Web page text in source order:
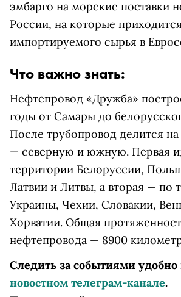
эмбарго на морские поставки
России, на которые
импортируемого сырья в
Что важно знать:
Нефтепровод «Дружба»
годы от Самары до
После трубопровод делится на
— северную и южную. Первая
территории Белоруссии,
Латвии и Литвы, а вторая — по
Украины, Чехии, Словакии,
Хорватии. Общая
нефтепровода — 8900
Следить за событиями
новостном телеграм-канале.